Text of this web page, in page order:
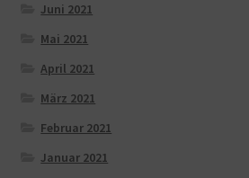
Juni 2021
Mai 2021
April 2021
März 2021
Februar 2021
Januar 2021